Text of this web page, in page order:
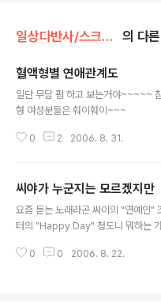
일상다반사/스크랩핑, 가쉽 의 다
혈액형별 연애관계도
일단 무담 펌 하고 보는거야~~~~~
형 여성분들은 훠이훠이~~~
0 2 2006. 8. 31.
씨야가 누군지는 모르겠지만
요즘 듣는 노래라곤 싸이의 "연예인"
터의 "Happy Day" 정도니 뭐하는
젊은이 한명의 꿈이 좌절된 것을 가슴
0 0 2006. 8. 22.